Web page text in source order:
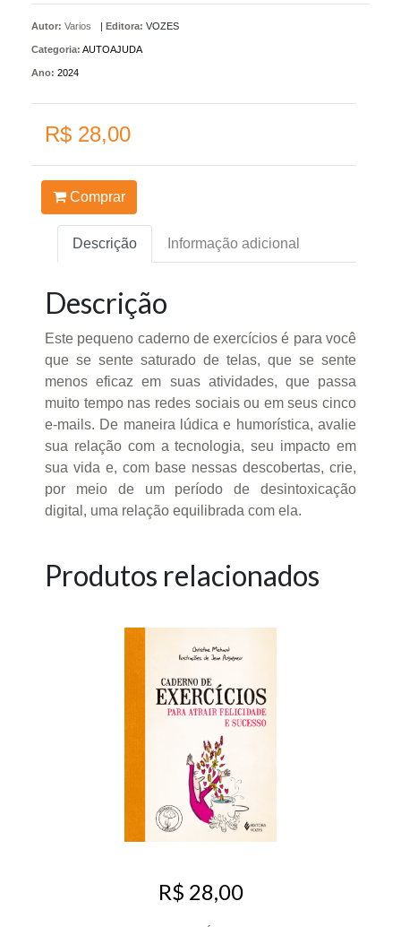
Autor: Varios Editora: VOZES
Categoria: AUTOAJUDA
Ano: 2024
R$ 28,00
Comprar
Descrição Informação adicional
Descrição
Este pequeno caderno de exercícios é para você
que se sente saturado de telas, que se sente
menos eficaz em suas atividades, que passa
muito tempo nas redes sociais ou em seus cinco
e-mails. De maneira lúdica e humorística, avalie
sua relação com a tecnologia, seu impacto em
sua vida e, com base nessas descobertas, crie,
por meio de um período de desintoxicação
digital, uma relação equilibrada com ela.
Produtos relacionados
R$ 28,00